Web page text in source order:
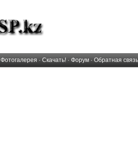
Фотогалерея · Скачать! · Форум · Обратная связь